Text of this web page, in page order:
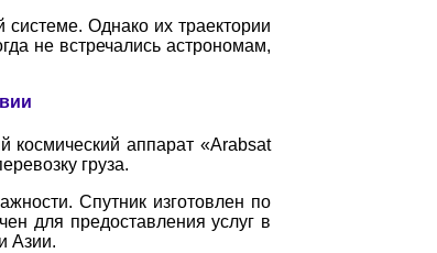
Однако их траектории
не встречались астрономам,
космический аппарат «Arabsat
груза.
Спутник изготовлен по
для предоставления услуг в
Азии.